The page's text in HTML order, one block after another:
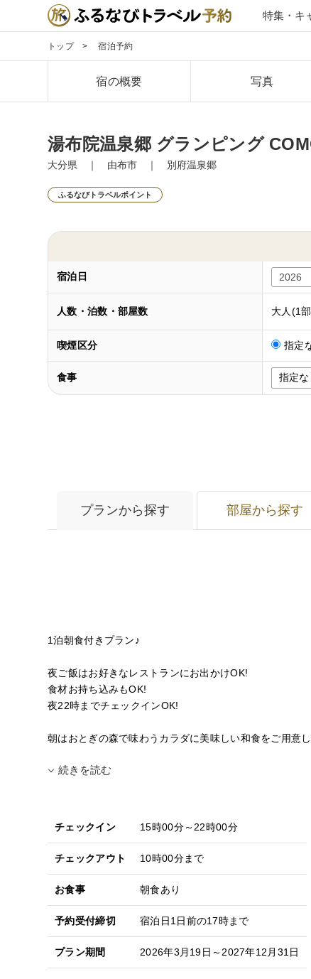
特集・キ
トップ 宿泊予約
宿の概要 写真
湯布院温泉郷 グランピング
大分県 ｜ 由布市 ｜ 別府温泉郷
ふるなびトラベルポイント
宿泊日
人数・泊数・部屋数 大人(1
喫煙区分 指定
食事
プランから探す 部屋から探す
1泊朝食付きプラン♪
夜ご飯はお好きなレストランにお出かけOK!
食材お持ち込みもOK!
夜22時までチェックインOK!
朝はおとぎの森で味わうカラダに美味しい和食をご用意し
続きを読む
チェックイン 15時00分～22時00分
チェックアウト 10時00分まで
お食事 朝食あり
予約受付締切 宿泊日1日前の17時まで
プラン期間 2026年3月19日～2027年12月31日